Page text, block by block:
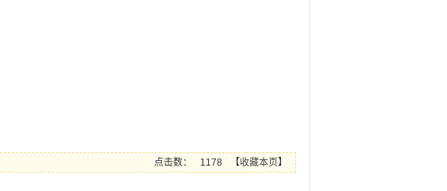
点击数： 1178 【收藏本页】